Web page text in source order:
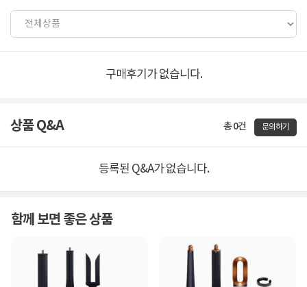
구매후기가 없습니다.
상품 Q&A 총 0건 문의하기
등록된 Q&A가 없습니다.
함께 보면 좋은 상품